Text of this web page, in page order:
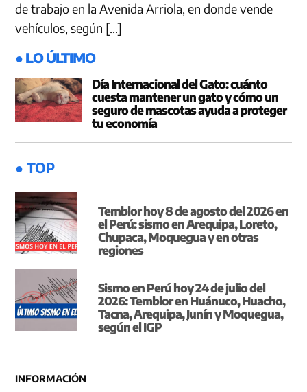
de trabajo en la Avenida Arriola, en donde vende
vehículos, según […]
● LO ÚLTIMO
Día Internacional del Gato: cuánto
cuesta mantener un gato y cómo un
seguro de mascotas ayuda a proteger
tu economía
● TOP
Temblor hoy 8 de agosto del 2026 en
el Perú: sismo en Arequipa, Loreto,
Chupaca, Moquegua y en otras
regiones
Sismo en Perú hoy 24 de julio del
2026: Temblor en Huánuco, Huacho,
Tacna, Arequipa, Junín y Moquegua,
según el IGP
INFORMACIÓN